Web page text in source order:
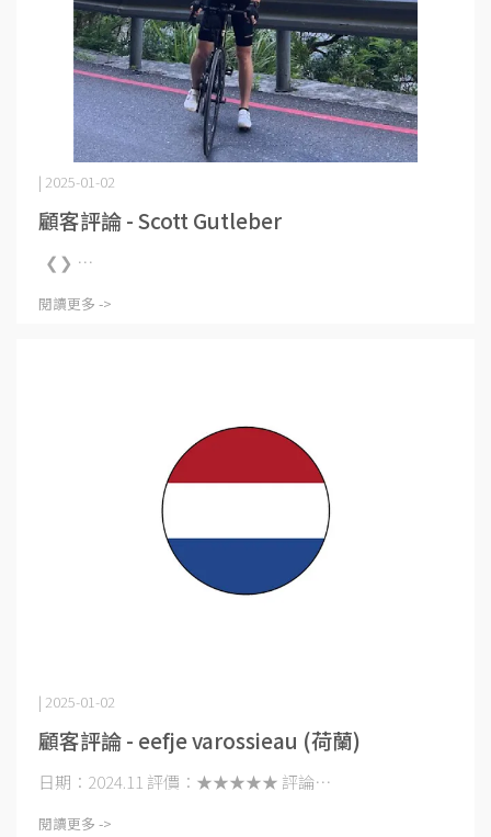
顧客評論 - Scott Gutleber
| 2025-01-02
❮❯ ⋯
閱讀更多 ->
顧客評論 - eefje varossieau (荷蘭)
| 2025-01-02
日期：2024.11 評價：★★★★★ 評論⋯
閱讀更多 ->